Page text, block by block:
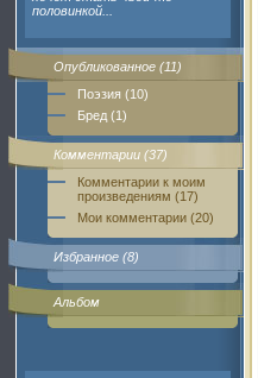
половинкой...
Опубликованное (11)
Поэзия (10)
Бред (1)
Комментарии (37)
Комментарии к моим
произведениям (17)
Мои комментарии (20)
Избранное (8)
Альбом